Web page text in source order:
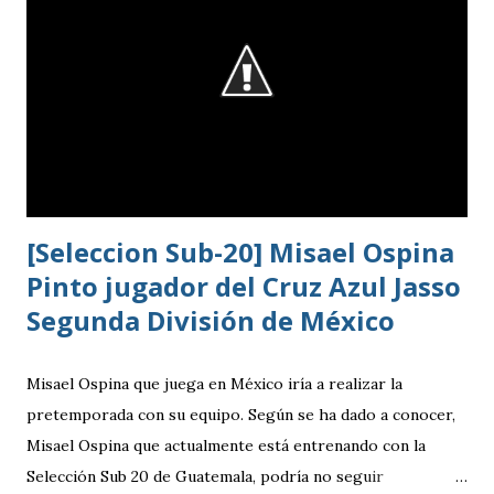
[Seleccion Sub-20] Misael Ospina
Pinto jugador del Cruz Azul Jasso
Segunda División de México
Misael Ospina que juega en México iría a realizar la
pretemporada con su equipo. Según se ha dado a conocer,
Misael Ospina que actualmente está entrenando con la
Selección Sub 20 de Guatemala, podría no seguir